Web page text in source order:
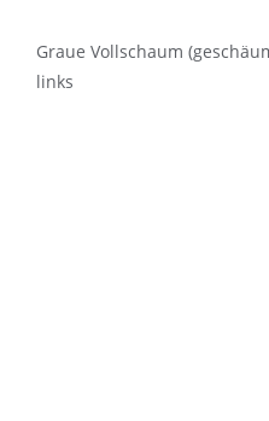
Graue Vollschaum
links